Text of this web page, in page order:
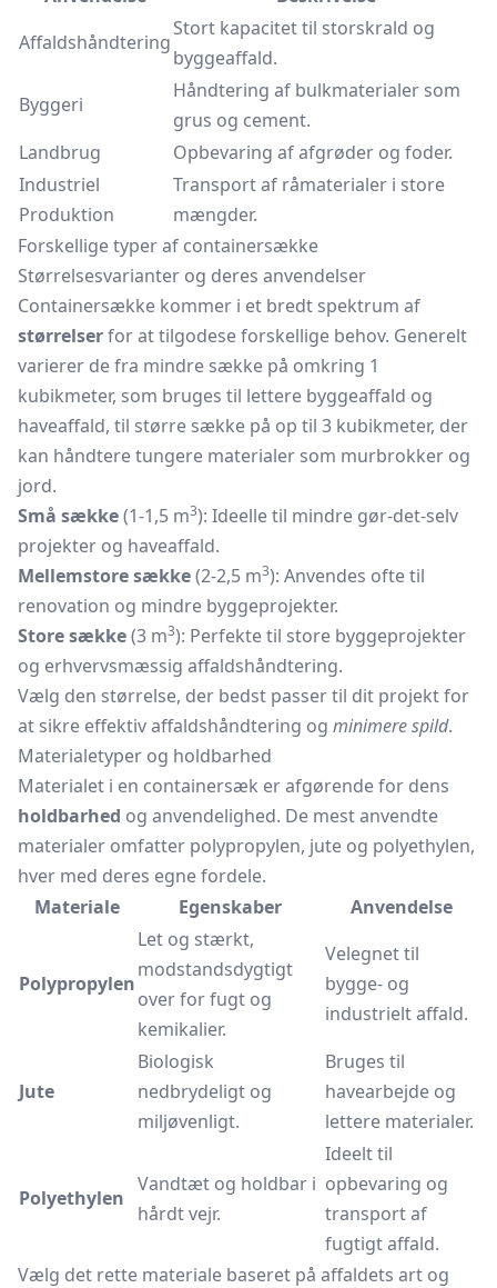
Affaldshåndtering
Stort kapacitet til storskrald og
byggeaffald.
Byggeri
Håndtering af bulkmaterialer som
grus og cement.
Landbrug
Opbevaring af afgrøder og foder.
Industriel
Produktion
Transport af råmaterialer i store
mængder.
Forskellige typer af containersække
Størrelsesvarianter og deres anvendelser
Containersække kommer i et bredt spektrum af
størrelserfor at tilgodese forskellige behov. Generelt
varierer de fra mindre sække på omkring 1
kubikmeter, som bruges til lettere byggeaffald og
haveaffald, til større sække på op til 3 kubikmeter, der
kan håndtere tungere materialer som murbrokker og
jord.
Små sække(1-1,5 m3): Ideelle til mindre gør-det-selv
projekter og haveaffald.
Mellemstore sække(2-2,5 m3): Anvendes ofte til
renovation og mindre byggeprojekter.
Store sække(3 m3): Perfekte til store byggeprojekter
og erhvervsmæssig affaldshåndtering.
Vælg den størrelse, der bedst passer til dit projekt for
at sikre effektiv affaldshåndtering og minimere spild.
Materialetyper og holdbarhed
Materialet i en containersæk er afgørende for dens
holdbarhed og anvendelighed. De mest anvendte
materialer omfatter polypropylen, jute og polyethylen,
hver med deres egne fordele.
Materiale
Egenskaber Anvendelse
Polypropylen
Let og stærkt,
modstandsdygtigt
over for fugt og
kemikalier.
Velegnet til
bygge- og
industrielt affald.
Jute
Biologisk
nedbrydeligt og
miljøvenligt.
Bruges til
havearbejde og
lettere materialer.
Polyethylen
Vandtæt og holdbar i
hårdt vejr.
Ideelt til
opbevaring og
transport af
fugtigt affald.
Vælg det rette materiale baseret på affaldets art og